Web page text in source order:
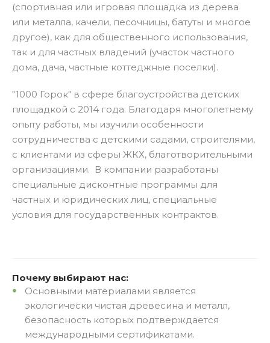
(спортивная или игровая площадка из дерева
или металла, качели, песочницы, батуты и многое
другое), как для общественного использования,
так и для частных владений (участок частного
дома, дача, частные коттеджные поселки).
"1000 Горок" в сфере благоустройства детских
площадкой с 2014 года. Благодаря многолетнему
опыту работы, мы изучили особенности
сотрудничества с детскими садами, строителями,
с клиентами из сферы ЖКХ, благотворительными
организациями. В компании разработаны
специальные дисконтные программы для
частных и юридических лиц, специальные
условия для государственных контрактов.
Почему выбирают нас:
Основными материалами является
экологически чистая древесина и металл,
безопасность которых подтверждается
международными сертификатами.